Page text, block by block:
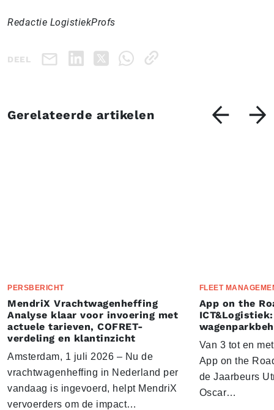
Redactie LogistiekProfs
DEEL
Gerelateerde artikelen
PERSBERICHT
MendriX Vrachtwagenheffing
Analyse klaar voor invoering met
actuele tarieven, COFRET-
verdeling en klantinzicht
Amsterdam, 1 juli 2026 – Nu de
vrachtwagenheffing in Nederland per
vandaag is ingevoerd, helpt MendriX
vervoerders om de impact…
FLEET
App on the
Van 3 tot en
App on the
de Jaarbeurs
Oscar…